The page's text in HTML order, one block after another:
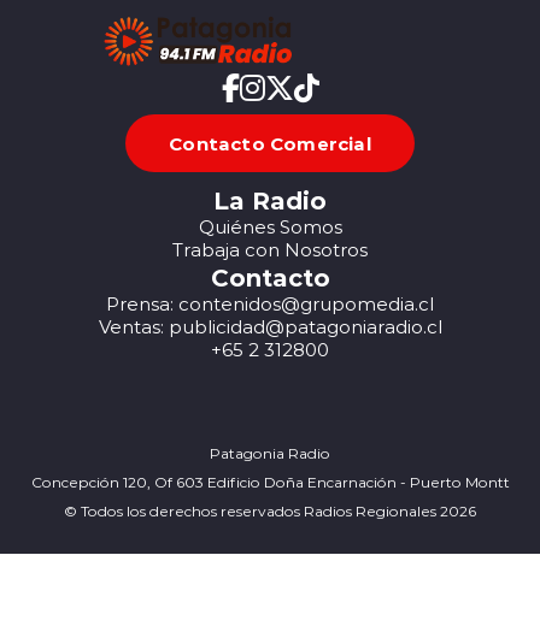
Contacto Comercial
La Radio
Quiénes Somos
Trabaja con Nosotros
Contacto
Prensa: contenidos@grupomedia.cl
Ventas: publicidad@patagoniaradio.cl
+65 2 312800
Patagonia Radio
Concepción 120, Of 603 Edificio Doña Encarnación - Puerto Montt
© Todos los derechos reservados Radios Regionales 2026